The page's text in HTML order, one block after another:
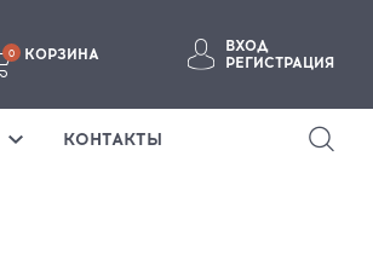
0 КОРЗИНА
ВХОД
РЕГИСТРАЦИЯ
КОНТАКТЫ